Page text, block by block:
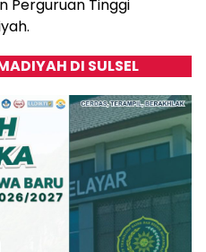
Perguruan Tinggi
DI SULSEL